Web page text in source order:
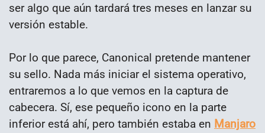
ser algo que aún tardará tres meses en lanzar su
versión estable.
Por lo que parece, Canonical pretende mantener
su sello. Nada más iniciar el sistema operativo,
entraremos a lo que vemos en la captura de
cabecera. Sí, ese pequeño icono en la parte
inferior está ahí, pero también estaba en Manjaro